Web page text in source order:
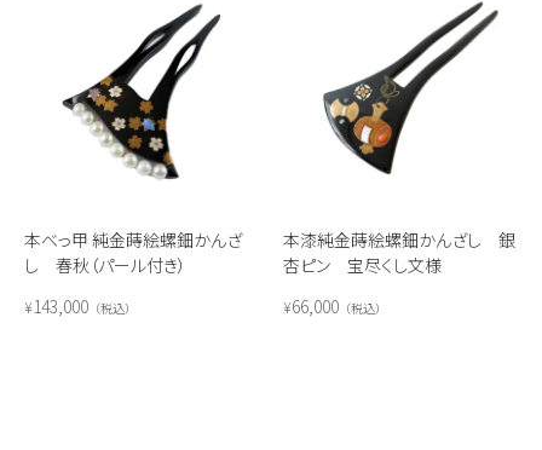
本べっ甲 純金蒔絵螺鈿かんざ
し 春秋（パール付き）
¥143,000 税込
本漆純金蒔絵螺鈿かんざし 銀
杏ピン 宝尽くし文様
¥66,000 税込